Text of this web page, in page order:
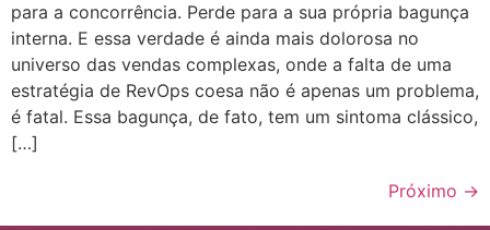
para a concorrência. Perde para a sua própria bagunça
interna. E essa verdade é ainda mais dolorosa no
universo das vendas complexas, onde a falta de uma
estratégia de RevOps coesa não é apenas um problema,
é fatal. Essa bagunça, de fato, tem um sintoma clássico,
[…]
Próximo →